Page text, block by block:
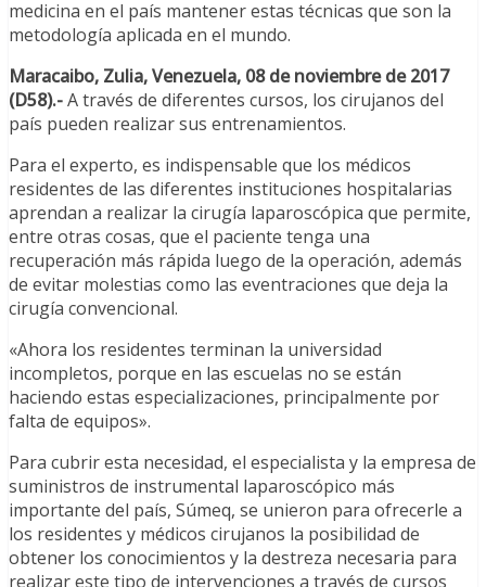
medicina en el país mantener estas técnicas que son la
metodología aplicada en el mundo.
Maracaibo, Zulia, Venezuela, 08 de noviembre de 2017
(D58).-A través de diferentes cursos, los cirujanos del
país pueden realizar sus entrenamientos.
Para el experto, es indispensable que los médicos
residentes de las diferentes instituciones hospitalarias
aprendan a realizar la cirugía laparoscópica que permite,
entre otras cosas, que el paciente tenga una
recuperación más rápida luego de la operación, además
de evitar molestias como las eventraciones que deja la
cirugía convencional.
«Ahora los residentes terminan la universidad
incompletos, porque en las escuelas no se están
haciendo estas especializaciones, principalmente por
falta de equipos».
Para cubrir esta necesidad, el especialista y la empresa de
suministros de instrumental laparoscópico más
importante del país, Súmeq, se unieron para ofrecerle a
los residentes y médicos cirujanos la posibilidad de
obtener los conocimientos y la destreza necesaria para
realizar este tipo de intervenciones a través de cursos